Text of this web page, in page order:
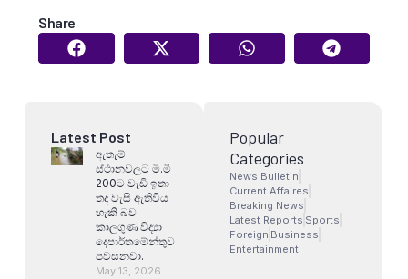
Share
Latest Post
ඇතැම්
ස්ථානවලට මි.මි
200ට වැඩි ඉතා
තද වැසි ඇතිවිය
හැකි බව
කාලගුණ විද්‍යා
දෙපාර්තමේන්තුව
පවසනවා.
May 13, 2026
Popular
Categories
News Bulletin
Current Affaires
Breaking News
Latest Reports Sports
Foreign Business
Entertainment